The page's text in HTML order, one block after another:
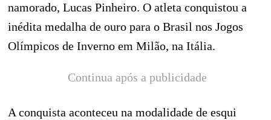
namorado, Lucas Pinheiro. O atleta conquistou a
inédita medalha de ouro para o Brasil nos Jogos
Olímpicos de Inverno em Milão, na Itália.
Continua após a publicidade
A conquista aconteceu na modalidade de esqui